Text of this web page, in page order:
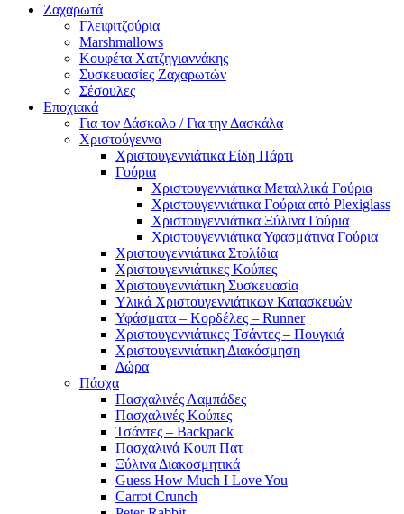
Ζαχαρωτά
Γλειφιτζούρια
Marshmallows
Κουφέτα Χατζηγιαννάκης
Συσκευασίες Ζαχαρωτών
Σέσουλες
Εποχιακά
Για τον Δάσκαλο / Για την Δασκάλα
Χριστούγεννα
Χριστουγεννιάτικα Είδη Πάρτι
Γούρια
Χριστουγεννιάτικα Μεταλλικά Γούρια
Χριστουγεννιάτικα Γούρια από Plexiglass
Χριστουγεννιάτικα Ξύλινα Γούρια
Χριστουγεννιάτικα Υφασμάτινα Γούρια
Χριστουγεννιάτικα Στολίδια
Χριστουγεννιάτικες Κούπες
Χριστουγεννιάτικη Συσκευασία
Υλικά Χριστουγεννιάτικων Κατασκευών
Υφάσματα – Κορδέλες – Runner
Χριστουγεννιάτικες Τσάντες – Πουγκιά
Χριστουγεννιάτικη Διακόσμηση
Δώρα
Πάσχα
Πασχαλινές Λαμπάδες
Πασχαλινές Κούπες
Τσάντες – Backpack
Πασχαλινά Κουπ Πατ
Ξύλινα Διακοσμητικά
Guess How Much I Love You
Carrot Crunch